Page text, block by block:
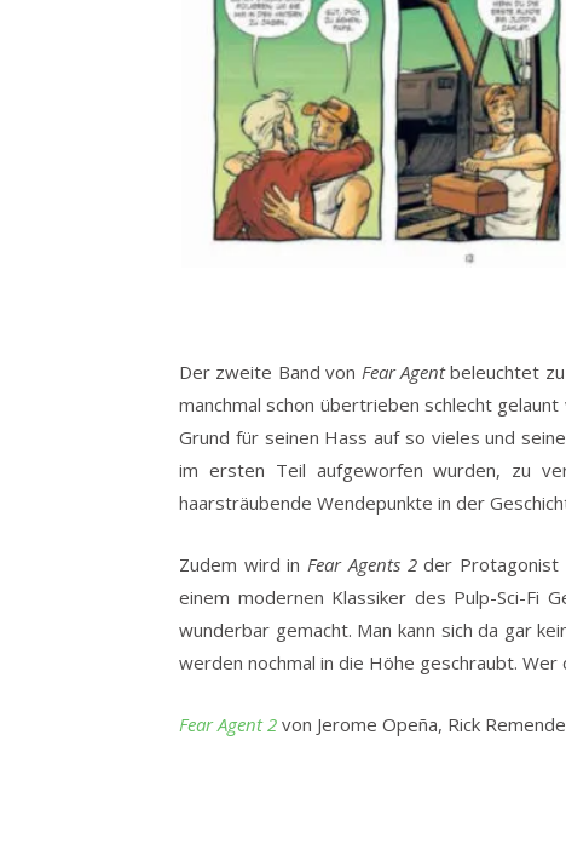
Der zweite Band von Fear Agentbeleuchtet zu
manchmal schon übertrieben schlecht
Grund für seinen Hass auf so vieles und
im ersten Teil aufgeworfen wurden, zu
haarsträubende Wendepunkte in der
Zudem wird in Fear Agents 2der Protagonist
einem modernen Klassiker des Pulp-Sci-Fi
wunderbar gemacht. Man kann sich da gar
werden nochmal in die Höhe geschraubt.
Fear Agent 2 von Jerome Opeña, Rick